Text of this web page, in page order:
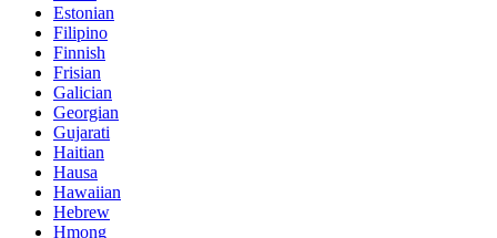
Estonian
Filipino
Finnish
Frisian
Galician
Georgian
Gujarati
Haitian
Hausa
Hawaiian
Hebrew
Hmong